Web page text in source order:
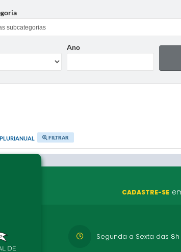
Ano
FILTRAR
CADASTRE-SE
Segunda a Sexta das 8h